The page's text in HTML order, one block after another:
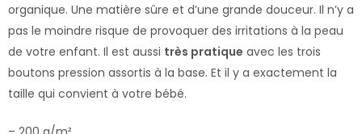
organique. Une matière sûre et d’une grande douceur. Il n’y a
pas le moindre risque de provoquer des irritations à la peau
de votre enfant. Il est aussi très pratique avec les trois
boutons pression assortis à la base. Et il y a exactement la
taille qui convient à votre bébé.